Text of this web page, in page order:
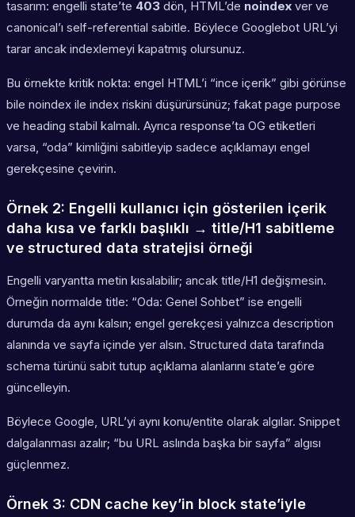
tasarım: engelli state’te 403 dön, HTML’de noindex ver ve
canonical’ı self-referential sabitle. Böylece Googlebot URL’yi
tarar ancak indexlemeyi kapatmış olursunuz.
Bu örnekte kritik nokta: engel HTML’i “ince içerik” gibi görünse
bile noindex ile index riskini düşürürsünüz; fakat page purpose
ve heading stabil kalmalı. Ayrıca response’ta OG etiketleri
varsa, “oda” kimliğini sabitleyip sadece açıklamayı engel
gerekçesine çevirin.
Örnek 2: Engelli kullanıcı için gösterilen içerik
daha kısa ve farklı başlıklı → title/H1 sabitleme
ve structured data stratejisi örneği
Engelli varyantta metin kısalabilir; ancak title/H1 değişmesin.
Örneğin normalde title: “Oda: Genel Sohbet” ise engelli
durumda da aynı kalsın; engel gerekçesi yalnızca description
alanında ve sayfa içinde yer alsın. Structured data tarafında
schema türünü sabit tutup açıklama alanlarını state’e göre
güncelleyin.
Böylece Google, URL’yi aynı konu/entite olarak algılar. Snippet
dalgalanması azalır; “bu URL aslında başka bir sayfa” algısı
güçlenmez.
Örnek 3: CDN cache key’in block state’iyle